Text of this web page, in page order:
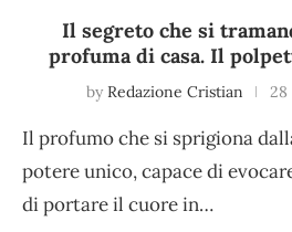
Il segreto che si
profuma di casa. Il
by Redazione Cristian 28
Il profumo che si sprigiona
potere unico, capace di
di portare il cuore in…